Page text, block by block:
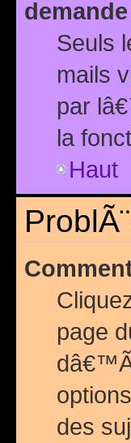
Seuls
mails
par
la
Haut
page
des